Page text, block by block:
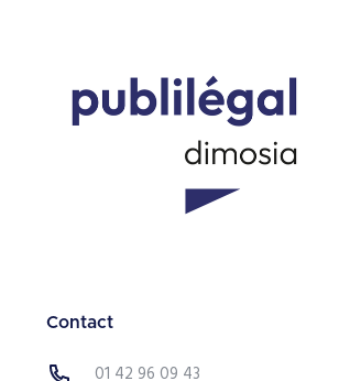
Contact
01 42 96 09 43